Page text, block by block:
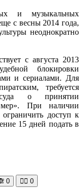
и музыкальных
с весны 2014 года,
неоднократно
с августа 2013
блокировки
и сериалами. Для
требуется
суда о принятии
мер». При наличии
доступ к
15 дней подать в
0 🧘‍♀️ 0